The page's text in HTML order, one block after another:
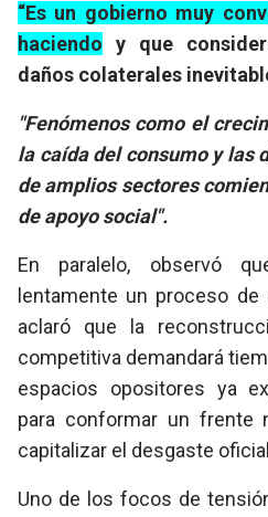
“Es un gobierno muy
haciendo y que
daños colaterales
"Fenómenos como el
la caída del consumo y las
de amplios sectores
de apoyo social".
En paralelo, observó
lentamente un proceso de
aclaró que la
competitiva demandará
espacios opositores ya
para conformar un frente
capitalizar el desgaste
Uno de los focos de